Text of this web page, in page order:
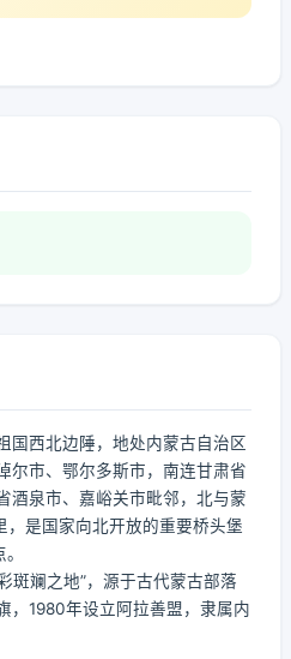
国西北边陲，地处内蒙古自治区
尔市、鄂尔多斯市，南连甘肃省
酒泉市、嘉峪关市毗邻，北与蒙
是国家向北开放的重要桥头堡
斑斓之地”，源于古代蒙古部落
，1980年设立阿拉善盟，隶属内